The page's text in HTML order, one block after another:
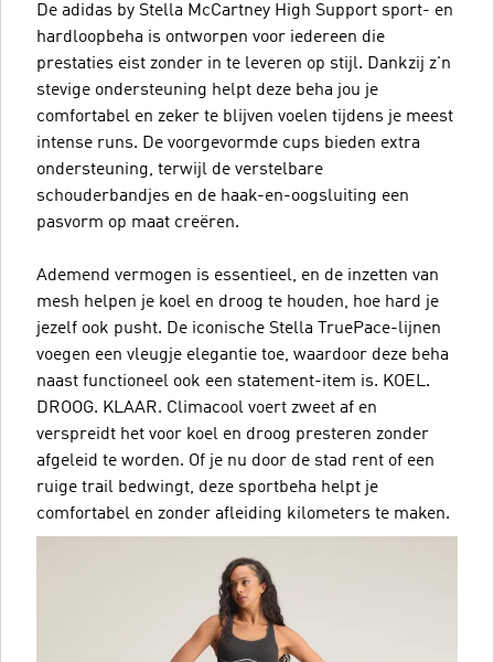
De adidas by Stella McCartney High Support sport- en
hardloopbeha is ontworpen voor iedereen die
prestaties eist zonder in te leveren op stijl. Dankzij z'n
stevige ondersteuning helpt deze beha jou je
comfortabel en zeker te blijven voelen tijdens je meest
intense runs. De voorgevormde cups bieden extra
ondersteuning, terwijl de verstelbare
schouderbandjes en de haak-en-oogsluiting een
pasvorm op maat creëren.
Ademend vermogen is essentieel, en de inzetten van
mesh helpen je koel en droog te houden, hoe hard je
jezelf ook pusht. De iconische Stella TruePace-lijnen
voegen een vleugje elegantie toe, waardoor deze beha
naast functioneel ook een statement-item is. KOEL.
DROOG. KLAAR. Climacool voert zweet af en
verspreidt het voor koel en droog presteren zonder
afgeleid te worden. Of je nu door de stad rent of een
ruige trail bedwingt, deze sportbeha helpt je
comfortabel en zonder afleiding kilometers te maken.